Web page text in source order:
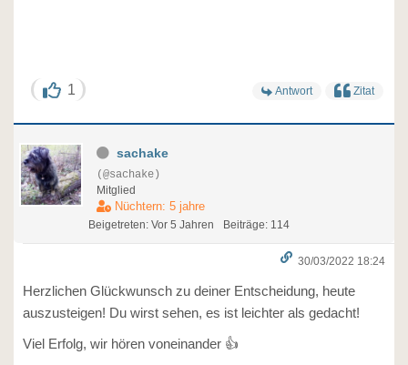
1 Antwort Zitat
sachake
(@sachake)
Mitglied
Nüchtern: 5 jahre
Beigetreten: Vor 5 Jahren Beiträge: 114
30/03/2022 18:24
Herzlichen Glückwunsch zu deiner Entscheidung, heute
auszusteigen! Du wirst sehen, es ist leichter als gedacht!
Viel Erfolg, wir hören voneinander 👍